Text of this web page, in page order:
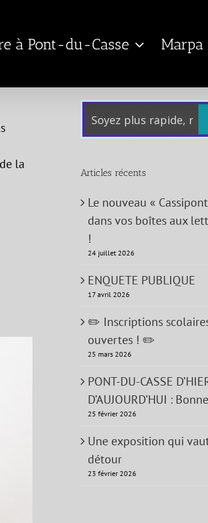
à Pont-du-Casse Marpa
la
Articles récents
Le nouveau «
dans vos boîtes aux
!
24 juillet 2026
ENQUETE PUBLIQUE
17 avril 2026
✏️ Inscriptions
ouvertes ! ✏️
25 mars 2026
PONT-DU-CASSE
D’AUJOURD’HUI :
25 février 2026
Une exposition qui
détour
23 février 2026